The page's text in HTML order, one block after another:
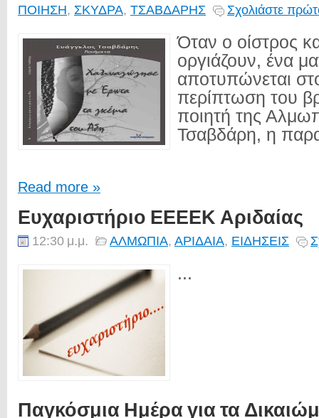
ΠΟΙΗΣΗ, ΣΚΥΔΡΑ, ΤΣΑΒΔΑΡΗΣ Σχολιάστε
Όταν ο οίστρος
οργιάζουν, ένα
αποτυπώνεται
περίπτωση του
ποιητή της
Τσαβδάρη, η
Read more »
Ευχαριστήριο ΕΕΕΕΚ Αριδαίας
12:30 μ.μ. ΑΛΜΩΠΙΑ, ΑΡΙΔΑΙΑ, ΕΙΔΗΣΕΙΣ
...
Παγκόσμια Ημέρα για τα